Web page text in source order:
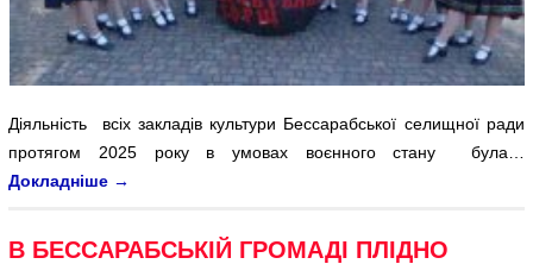
Діяльність всіх закладів культури Бессарабської селищної ради
протягом 2025 року в умовах воєнного стану була…
Докладніше →
В БЕССАРАБСЬКІЙ ГРОМАДІ ПЛІДНО